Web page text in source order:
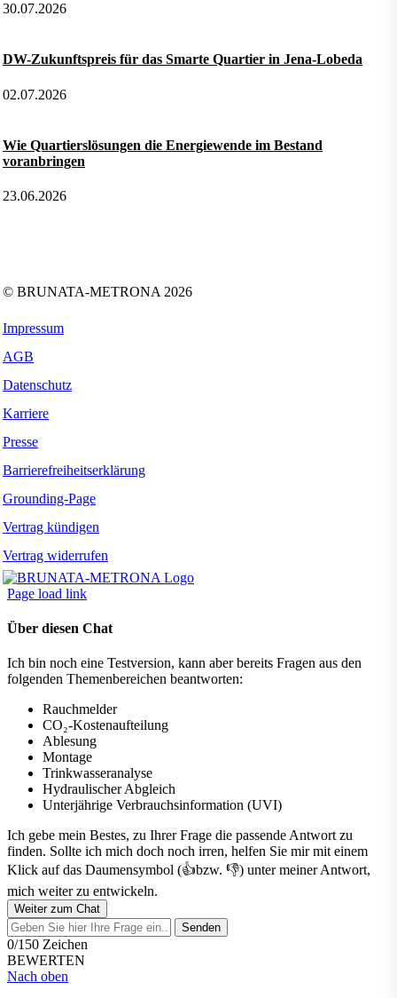
30.07.2026
DW-Zukunftspreis für das Smarte Quartier in Jena-Lobeda
02.07.2026
Wie Quartierslösungen die Energiewende im Bestand
voranbringen
23.06.2026
© BRUNATA-METRONA 2026
Impressum
AGB
Datenschutz
Karriere
Presse
Barrierefreiheitserklärung
Grounding-Page
Vertrag kündigen
Vertrag widerrufen
Page load link
Über diesen Chat
Ich bin noch eine Testversion, kann aber bereits Fragen aus den
folgenden Themenbereichen beantworten:
Rauchmelder
CO₂-Kostenaufteilung
Ablesung
Montage
Trinkwasseranalyse
Hydraulischer Abgleich
Unterjährige Verbrauchsinformation (UVI)
Ich gebe mein Bestes, zu Ihrer Frage die passende Antwort zu
finden. Sollte ich mich doch noch irren, helfen Sie mir mit einem
Klick auf das Daumensymbol (👍bzw. 👎) unter meiner Antwort,
mich weiter zu entwickeln.
Weiter zum Chat
Senden
0/150 Zeichen
BEWERTEN
Nach oben